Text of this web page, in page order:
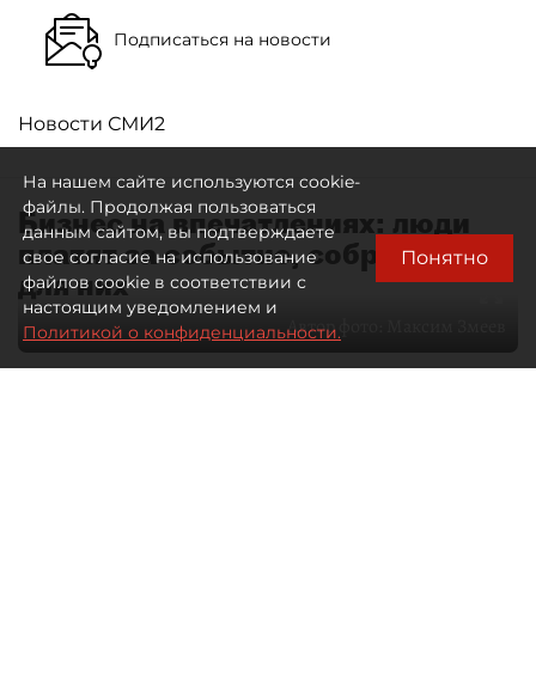
Подписаться на новости
Новости СМИ2
Бизнес на впечатлениях: люди
платят за событие, собранное
для них
Автор фото:
На нашем сайте используются cookie-
файлы. Продолжая пользоваться
данным сайтом, вы подтверждаете
свое согласие на использование
файлов cookie в соответствии с
настоящим уведомлением и
Политикой о конфиденциальности.
Понятно